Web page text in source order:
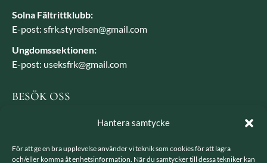
Hantera samtycke
För att ge en bra upplevelse använder vi teknik som cookies för att lagra
och/eller komma åt enhetsinformation. När du samtycker till dessa tekniker kan
Solna Fältrittklubb:
E-post: sfrk.styrelsen@gmail.com
Ungdomssektionen:
E-post: useksfrk@gmail.com
BESÖK OSS
Besöksadress: Järvavägen 7, 170 79 Solna